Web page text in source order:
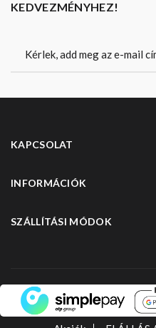
KEDVEZMÉNYHEZ!
KAPCSOLAT
INFORMÁCIÓK
SZÁLLÍTÁSI MÓDOK